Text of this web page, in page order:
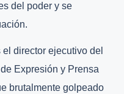
del poder y se
director ejecutivo del
Expresión y Prensa
brutalmente golpeado